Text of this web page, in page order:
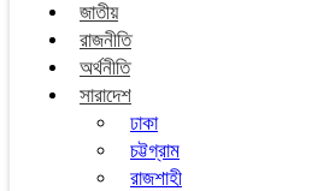
জাতীয়
রাজনীতি
অর্থনীতি
সারাদেশ
ঢাকা
চট্টগ্রাম
রাজশাহী